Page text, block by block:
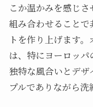
こか温かみを感じ
組み合わせること
トを作り上げます
は、特にヨーロッ
独特な風合いとデ
プルでありながら洗